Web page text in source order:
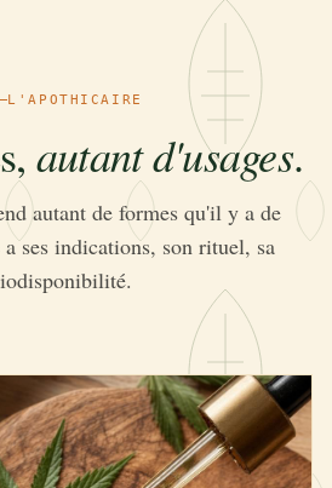
L'APOTHICAIRE
autant d'usages.
autant de formes qu'il y a de
ses indications, son rituel, sa